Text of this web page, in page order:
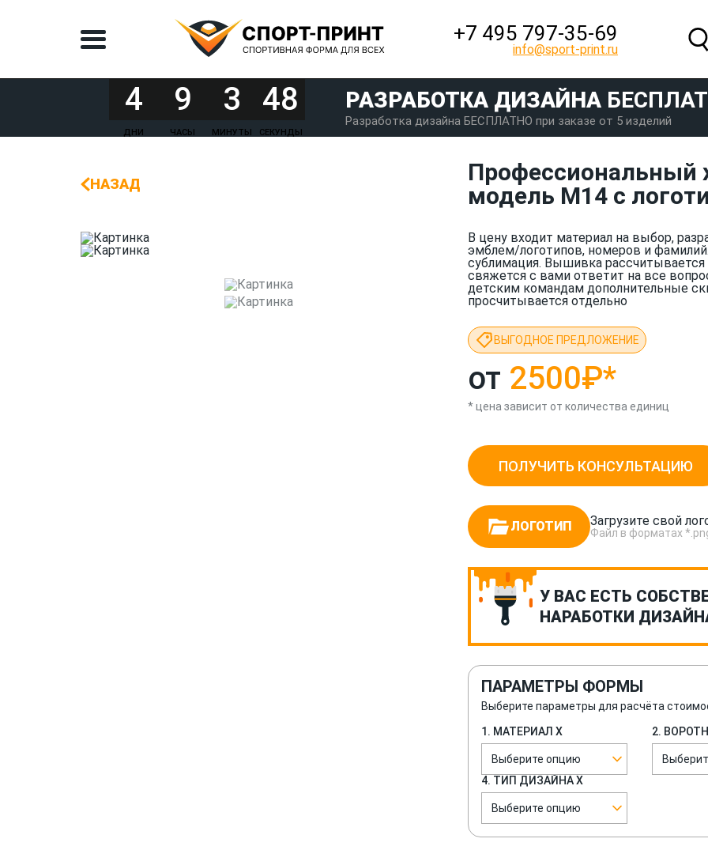
+7 495 797‑35-69
info@sport-print.ru
4
ДНИ
9
ЧАСЫ
3
МИНУТЫ
48
СЕКУНДЫ
РАЗРАБОТКА ДИЗАЙНА
Разработка дизайна БЕСПЛАТНО при заказе от 5 изделий
НАЗАД
Профессиональный
модель М14 с
В цену входит материал на выбор,
эмблем/логотипов, номеров и
сублимация. Вышивка
свяжется с вами ответит на все
детским командам дополнительные
просчитывается отдельно
ВЫГОДНОЕ ПРЕДЛОЖЕНИЕ
от 2500₽*
* цена зависит от количества единиц
ПОЛУЧИТЬ КОНСУЛЬТАЦИЮ
ЛОГОТИП Загрузите свой
Файл в форматах
У ВАС ЕСТЬ
НАРАБОТКИ
ПАРАМЕТРЫ ФОРМЫ
Выберите параметры для расчёта
1. МАТЕРИАЛ Х
Выберите опцию
2.
4. ТИП ДИЗАЙНА Х
Выберите опцию